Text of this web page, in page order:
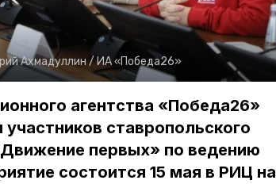
Ахмадуллин /ИА «Победа26»
агентства «Победа26»
ставропольского
первых» по ведению
состоится 15 мая в РИЦ на